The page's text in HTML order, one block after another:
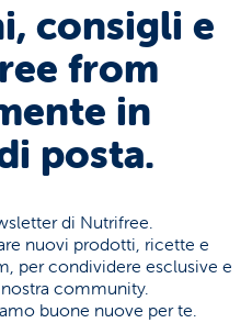
consigli e
from
in
posta.
di Nutrifree.
nuovi prodotti, ricette e
per condividere esclusive e
community.
buone nuove per te.